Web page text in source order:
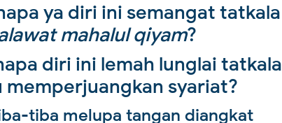
ya diri ini semangat tatkala
mahalul qiyam?
diri ini lemah lunglai tatkala
memperjuangkan syariat?
tiba melupa tangan diangkat